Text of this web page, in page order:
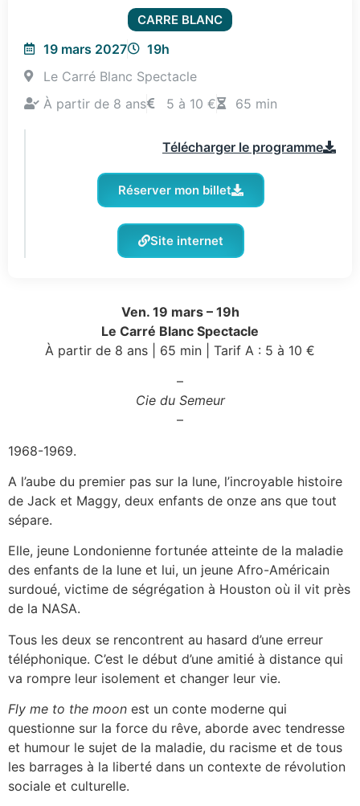
CARRE BLANC
19 mars 2027
19h
Le Carré Blanc Spectacle
À partir de 8 ans
5 à 10 € 65 min
Télécharger le programme
Réserver mon billet
Site internet
Ven. 19 mars – 19h
Le Carré Blanc Spectacle
À partir de 8 ans | 65 min | Tarif A : 5 à 10 €
–
Cie du Semeur
–
1968-1969.
A l’aube du premier pas sur la lune, l’incroyable histoire
de Jack et Maggy, deux enfants de onze ans que tout
sépare.
Elle, jeune Londonienne fortunée atteinte de la maladie
des enfants de la lune et lui, un jeune Afro-Américain
surdoué, victime de ségrégation à Houston où il vit près
de la NASA.
Tous les deux se rencontrent au hasard d’une erreur
téléphonique. C’est le début d’une amitié à distance qui
va rompre leur isolement et changer leur vie.
Fly me to the moon est un conte moderne qui
questionne sur la force du rêve, aborde avec tendresse
et humour le sujet de la maladie, du racisme et de tous
les barrages à la liberté dans un contexte de révolution
sociale et culturelle.